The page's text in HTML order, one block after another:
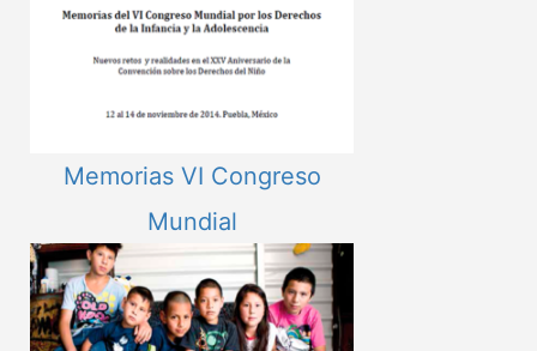
Memorias VI Congreso
Mundial